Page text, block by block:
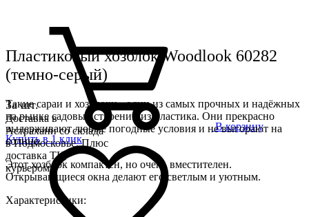
За шт.
Доставка в
Астрахани со склада
в Подмосковье. Плюс
доставка ТК,
курьером
В корзину
Купить в 1 клик
Пластиковый хозблок Woodlook 60282
(темно-серый)
Такие сараи и хозблоки - одни из самых прочных и надёжных
на рынке садовых строений из пластика. Они прекрасно
выдерживают любые погодные условия и не выгорают на
солнце.
Этот хозблок компактен, но очень вместителен.
Открывающиеся окна делают его светлым и уютным.
Характеристики: